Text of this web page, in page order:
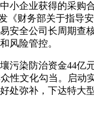
小企业获得的采购
《财务部关于指导
安全公司长周期查
风险管控。
染防治资金44亿
性文化勾当。启动
处弥补，下达特大